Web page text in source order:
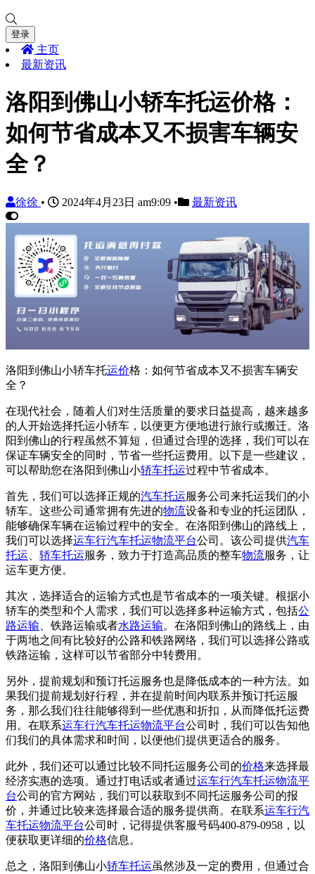
登录
主页
最新资讯
洛阳到佛山小轿车托运价格：
如何节省成本又不损害车辆安
全？
徐徐 • 2024年4月23日 am9:09 • 最新资讯
洛阳到佛山小轿车托运价格：如何节省成本又不损害车辆安
全？
在现代社会，随着人们对生活质量的要求日益提高，越来越多
的人开始选择托运小轿车，以便更方便地进行旅行或搬迁。洛
阳到佛山的行程虽然不算短，但通过合理的选择，我们可以在
保证车辆安全的同时，节省一些托运费用。以下是一些建议，
可以帮助您在洛阳到佛山小轿车托运过程中节省成本。
首先，我们可以选择正规的汽车托运服务公司来托运我们的小
轿车。这些公司通常拥有先进的物流设备和专业的托运团队，
能够确保车辆在运输过程中的安全。在洛阳到佛山的路线上，
我们可以选择运车行汽车托运物流平台公司。该公司提供汽车
托运
轿车托运服务，致力于打造高品质的整车物流服务，让
运车更方便。
其次，选择适合的运输方式也是节省成本的一项关键。根据小
轿车的类型和个人需求，我们可以选择多种运输方式，包括公
路运输 、铁路运输或者水路运输。在洛阳到佛山的路线上，由
于两地之间有比较好的公路和铁路网络，我们可以选择公路或
铁路运输，这样可以节省部分中转费用。
另外，提前规划和预订托运服务也是降低成本的一种方法。如
果我们提前规划好行程，并在提前时间内联系并预订托运服
务，那么我们往往能够得到一些优惠和折扣，从而降低托运费
用。在联系运车行汽车托运物流平台公司时，我们可以告知他
们我们的具体需求和时间，以便他们提供更适合的服务。
此外，我们还可以通过比较不同托运服务公司的价格来选择最
经济实惠的选项。通过打电话或者通过运车行汽车托运物流平
台公司的官方网站，我们可以获取到不同托运服务公司的报
价，并通过比较来选择最合适的服务提供商。在联系运车行汽
车托运物流平台公司时，记得提供客服号码400-879-0958，以
便获取更详细的价格信息。
总之，洛阳到佛山小轿车托运虽然涉及一定的费用，但通过合